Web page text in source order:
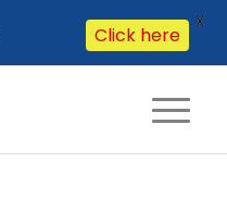
Click here
X